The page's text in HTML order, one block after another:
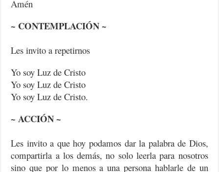
Amén
~ CONTEMPLACIÓN ~
Les invito a repetirnos
Yo soy Luz de Cristo
Yo soy Luz de Cristo
Yo soy Luz de Cristo.
~ ACCIÓN ~
Les invito a que hoy podamos dar la palabra de Dios,
compartirla a los demás, no solo leerla para nosotros
sino que por lo menos a una persona hablarle de un